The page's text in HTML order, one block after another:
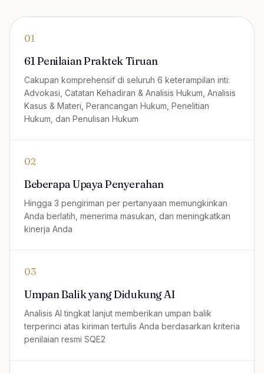
01
61 Penilaian Praktek Tiruan
Cakupan komprehensif di seluruh 6 keterampilan inti:
Advokasi, Catatan Kehadiran & Analisis Hukum, Analisis
Kasus & Materi, Perancangan Hukum, Penelitian
Hukum, dan Penulisan Hukum
02
Beberapa Upaya Penyerahan
Hingga 3 pengiriman per pertanyaan memungkinkan
Anda berlatih, menerima masukan, dan meningkatkan
kinerja Anda
03
Umpan Balik yang Didukung AI
Analisis AI tingkat lanjut memberikan umpan balik
terperinci atas kiriman tertulis Anda berdasarkan kriteria
penilaian resmi SQE2